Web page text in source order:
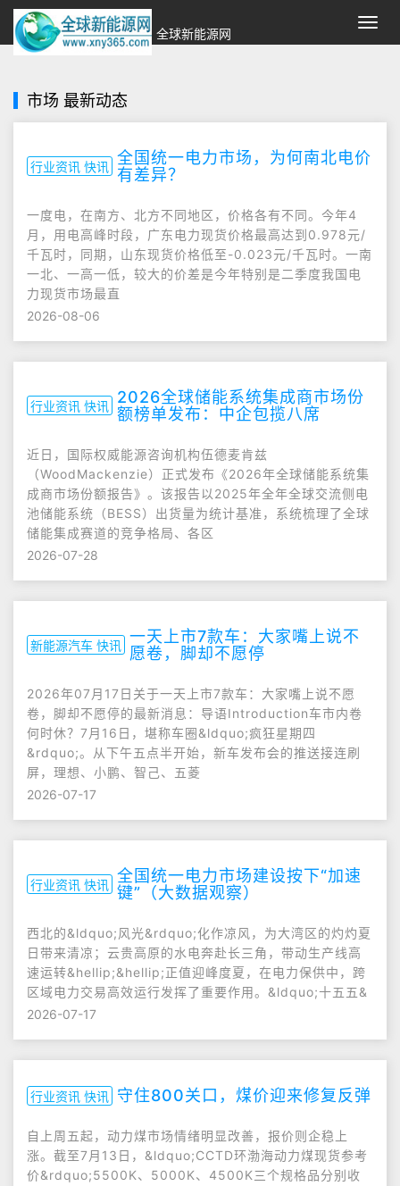
切
换
全球新能源网
市场 最新动态
行业资讯 快讯 全国统一电力市场，为何南北电价
有差异？
一度电，在南方、北方不同地区，价格各有不同。今年4
月，用电高峰时段，广东电力现货价格最高达到0.978元/
千瓦时，同期，山东现货价格低至-0.023元/千瓦时。一南
一北、一高一低，较大的价差是今年特别是二季度我国电
力现货市场最直
2026-08-06
行业资讯 快讯 2026全球储能系统集成商市场份
额榜单发布：中企包揽八席
近日，国际权威能源咨询机构伍德麦肯兹
（WoodMackenzie）正式发布《2026年全球储能系统集
成商市场份额报告》。该报告以2025年全年全球交流侧电
池储能系统（BESS）出货量为统计基准，系统梳理了全球
储能集成赛道的竞争格局、各区
2026-07-28
新能源汽车 快讯 一天上市7款车：大家嘴上说不
愿卷，脚却不愿停
2026年07月17日关于一天上市7款车：大家嘴上说不愿
卷，脚却不愿停的最新消息：导语Introduction车市内卷
何时休？7月16日，堪称车圈&ldquo;疯狂星期四
&rdquo;。从下午五点半开始，新车发布会的推送接连刷
屏，理想、小鹏、智己、五菱
2026-07-17
行业资讯 快讯 全国统一电力市场建设按下“加速
键”（大数据观察）
西北的&ldquo;风光&rdquo;化作凉风，为大湾区的灼灼夏
日带来清凉；云贵高原的水电奔赴长三角，带动生产线高
速运转&hellip;&hellip;正值迎峰度夏，在电力保供中，跨
区域电力交易高效运行发挥了重要作用。&ldquo;十五五&
2026-07-17
行业资讯 快讯 守住800关口，煤价迎来修复反弹
自上周五起，动力煤市场情绪明显改善，报价则企稳上
涨。截至7月13日，&ldquo;CCTD环渤海动力煤现货参考
价&rdquo;5500K、5000K、4500K三个规格品分别收